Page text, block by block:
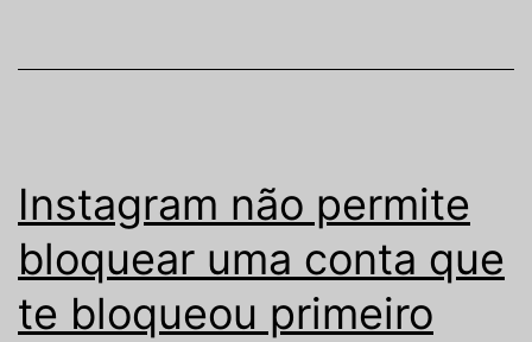
Instagram não permite
bloquear uma conta que
te bloqueou primeiro